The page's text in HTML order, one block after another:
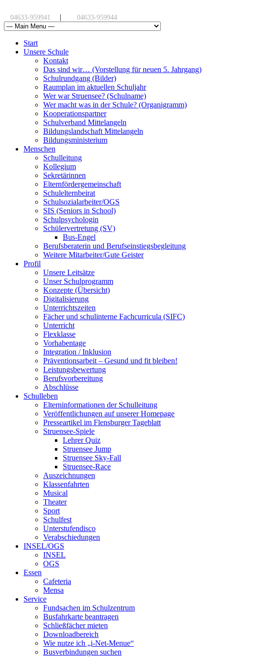
04633-959941 | 04633-959944
Start
Unsere Schule
Kontakt
Das sind wir… (Vorstellung für neuen 5. Jahrgang)
Schulrundgang (Bilder)
Raumplan im aktuellen Schuljahr
Wer war Struensee? (Schulname)
Wer macht was in der Schule? (Organigramm)
Kooperationspartner
Schulverband Mittelangeln
Bildungslandschaft Mittelangeln
Bildungsministerium
Menschen
Schulleitung
Kollegium
Sekretärinnen
Elternfördergemeinschaft
Schulelternbeirat
Schulsozialarbeiter/OGS
SIS (Seniors in School)
Schulpsychologin
Schülervertretung (SV)
Bus-Engel
Berufsberaterin und Berufseinstiegsbegleitung
Weitere Mitarbeiter/Gute Geister
Profil
Unsere Leitsätze
Unser Schulprogramm
Konzepte (Übersicht)
Digitalisierung
Unterrichtszeiten
Fächer und schulinterne Fachcurricula (SIFC)
Unterricht
Flexklasse
Vorhabentage
Integration / Inklusion
Präventionsarbeit – Gesund und fit bleiben!
Leistungsbewertung
Berufsvorbereitung
Abschlüsse
Schulleben
Elterninformationen der Schulleitung
Veröffentlichungen auf unserer Homepage
Presseartikel im Flensburger Tageblatt
Struensee-Spiele
Lehrer Quiz
Struensee Jump
Struensee Sky-Fall
Struensee-Race
Auszeichnungen
Klassenfahrten
Musical
Theater
Sport
Schulfest
Unterstufendisco
Verabschiedungen
INSEL/OGS
INSEL
OGS
Essen
Cafeteria
Mensa
Service
Fundsachen im Schulzentrum
Busfahrkarte beantragen
Schließfächer mieten
Downloadbereich
Wie nutze ich „i-Net-Menue“
Busverbindungen suchen